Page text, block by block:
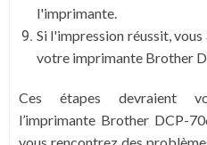
l'imprimante.
Si l'impression réussit,
votre imprimante Brother
Ces étapes devraient
l’imprimante Brother DCP-
vous rencontrez des